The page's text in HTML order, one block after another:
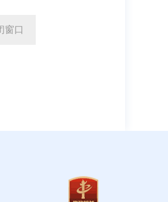
窗口